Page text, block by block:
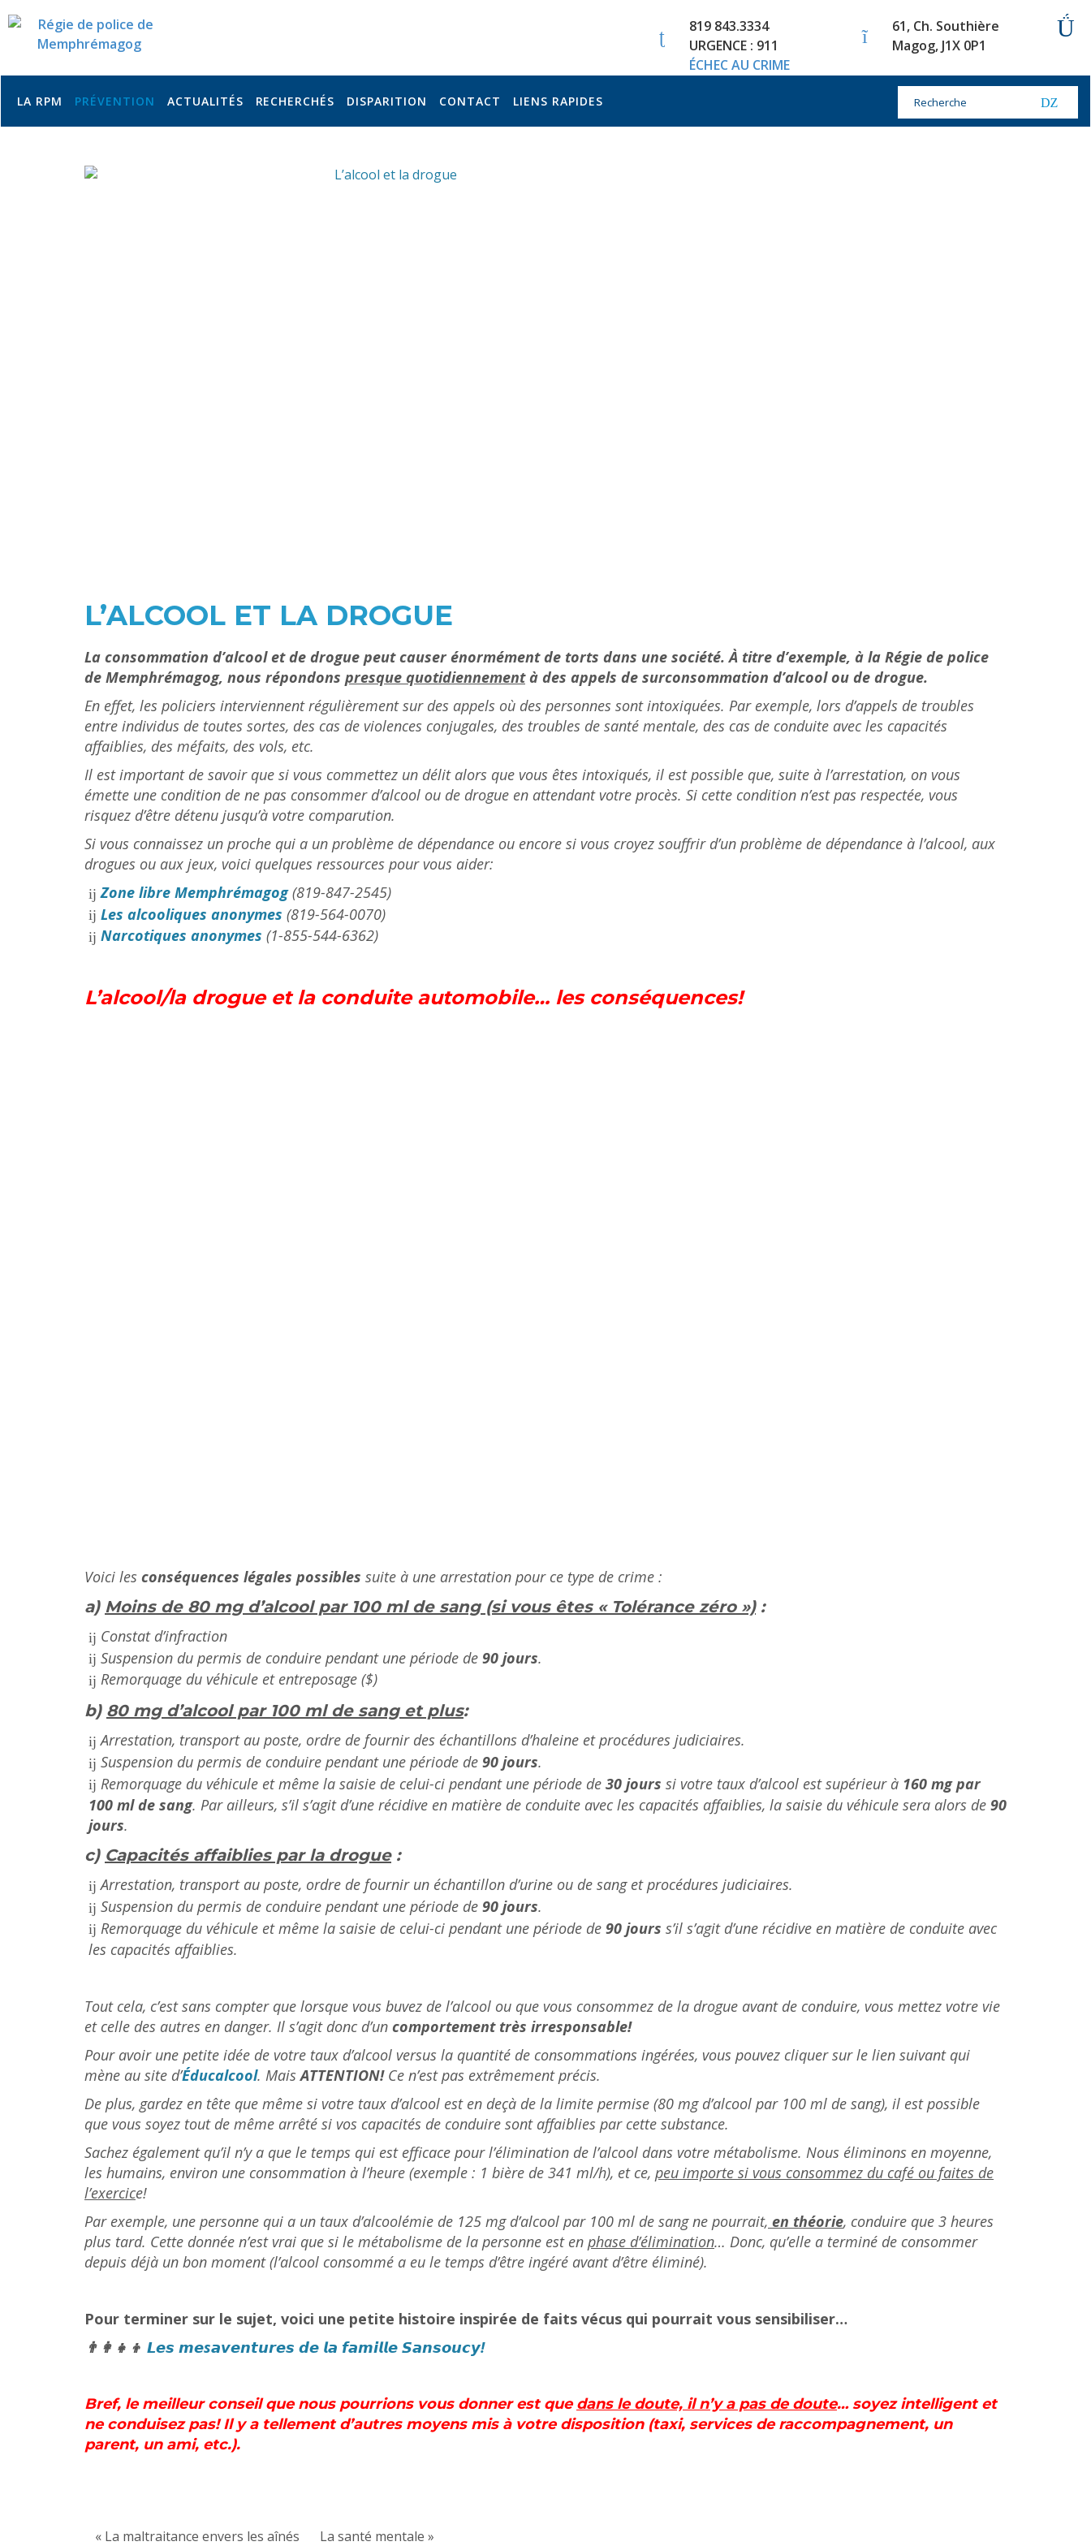
61, Ch. Southière
Magog, J1X 0P1
819 843.3334
URGENCE : 911
ÉCHEC AU CRIME
LA RPM PRÉVENTION ACTUALITÉS RECHERCHÉS DISPARITION CONTACT LIENS RAPIDES
L’ALCOOL ET LA DROGUE
La consommation d’alcool et de drogue peut causer énormément de torts dans une société. À titre d’exemple, à la Régie de police
de Memphrémagog, nous répondons presque quotidiennementà des appels de surconsommation d’alcool ou de drogue.
En effet, les policiers interviennent régulièrement sur des appels où des personnes sont intoxiquées. Par exemple, lors d’appels de troubles
entre individus de toutes sortes, des cas de violences conjugales, des troubles de santé mentale, des cas de conduite avec les capacités
affaiblies, des méfaits, des vols, etc.
Il est important de savoir que si vous commettez un délit alors que vous êtes intoxiqués, il est possible que, suite à l’arrestation, on vous
émette une condition de ne pas consommer d’alcool ou de drogue en attendant votre procès. Si cette condition n’est pas respectée, vous
risquez d’être détenu jusqu’à votre comparution.
Si vous connaissez un proche qui a un problème de dépendance ou encore si vous croyez souffrir d’un problème de dépendance à l’alcool, aux
drogues ou aux jeux, voici quelques ressources pour vous aider:
Zone libre Memphrémagog(819-847-2545)
Les alcooliques anonymes (819-564-0070)
Narcotiques anonymes (1-855-544-6362)
L’alcool/la drogue et la conduite automobile… les conséquences!
Voici les conséquences légales possibles suite à une arrestation pour ce type de crime :
a) Moins de 80 mg d’alcool par 100 ml de sang (si vous êtes « Tolérance zéro »):
Constat d’infraction
Suspension du permis de conduire pendant une période de 90 jours.
Remorquage du véhicule et entreposage ($)
b) 80 mg d’alcool par 100 ml de sang et plus:
Arrestation, transport au poste, ordre de fournir des échantillons d’haleine et procédures judiciaires.
Suspension du permis de conduire pendant une période de 90 jours.
Remorquage du véhicule et même la saisie de celui-ci pendant une période de 30 jours si votre taux d’alcool est supérieur à 160 mg par
100 ml de sang. Par ailleurs, s’il s’agit d’une récidive en matière de conduite avec les capacités affaiblies, la saisie du véhicule sera alors de 90
jours.
c) Capacités affaiblies par la drogue:
Arrestation, transport au poste, ordre de fournir un échantillon d’urine ou de sang et procédures judiciaires.
Suspension du permis de conduire pendant une période de 90 jours.
Remorquage du véhicule et même la saisie de celui-ci pendant une période de 90 jours s’il s’agit d’une récidive en matière de conduite avec
les capacités affaiblies.
Tout cela, c’est sans compter que lorsque vous buvez de l’alcool ou que vous consommez de la drogue avant de conduire, vous mettez votre vie
et celle des autres en danger. Il s’agit donc d’un comportement très irresponsable!
Pour avoir une petite idée de votre taux d’alcool versus la quantité de consommations ingérées, vous pouvez cliquer sur le lien suivant qui
mène au site d’Éducalcool. MaisATTENTION!Ce n’est pas extrêmement précis.
De plus, gardez en tête que même si votre taux d’alcool est en deçà de la limite permise (80 mg d’alcool par 100 ml de sang), il est possible
que vous soyez tout de même arrêté si vos capacités de conduire sont affaiblies par cette substance.
Sachez également qu’il n’y a que le temps qui est efficace pour l’élimination de l’alcool dans votre métabolisme. Nous éliminons en moyenne,
les humains, environ une consommation à l’heure (exemple : 1 bière de 341 ml/h), et ce, peu importe si vous consommez du café ou faites de
l’exercice!
Par exemple, une personne qui a un taux d’alcoolémie de 125 mg d’alcool par 100 ml de sang ne pourrait, en théorie, conduire que 3 heures
plus tard. Cette donnée n’est vrai que si le métabolisme de la personne est en phase d’élimination… Donc, qu’elle a terminé de consommer
depuis déjà un bon moment (l’alcool consommé a eu le temps d’être ingéré avant d’être éliminé).
Pour terminer sur le sujet, voici une petite histoire inspirée de faits vécus qui pourrait vous sensibiliser…
👨‍👩‍👧‍👦 𝙇𝙚𝙨 𝙢𝙚s𝙖𝙫𝙚𝙣𝙩𝙪𝙧𝙚𝙨 𝙙𝙚 𝙡𝙖 𝙛𝙖𝙢𝙞𝙡𝙡𝙚 𝙎𝙖𝙣𝙨𝙤𝙪𝙘𝙮!
Bref, le meilleur conseil que nous pourrions vous donner est quedans le doute, il n’y a pas de doute… soyez intelligent et
ne conduisez pas!Il y a tellement d’autres moyens mis à votre disposition (taxi, services de raccompagnement, un
parent, un ami, etc.).
« La maltraitance envers les aînés La santé mentale »